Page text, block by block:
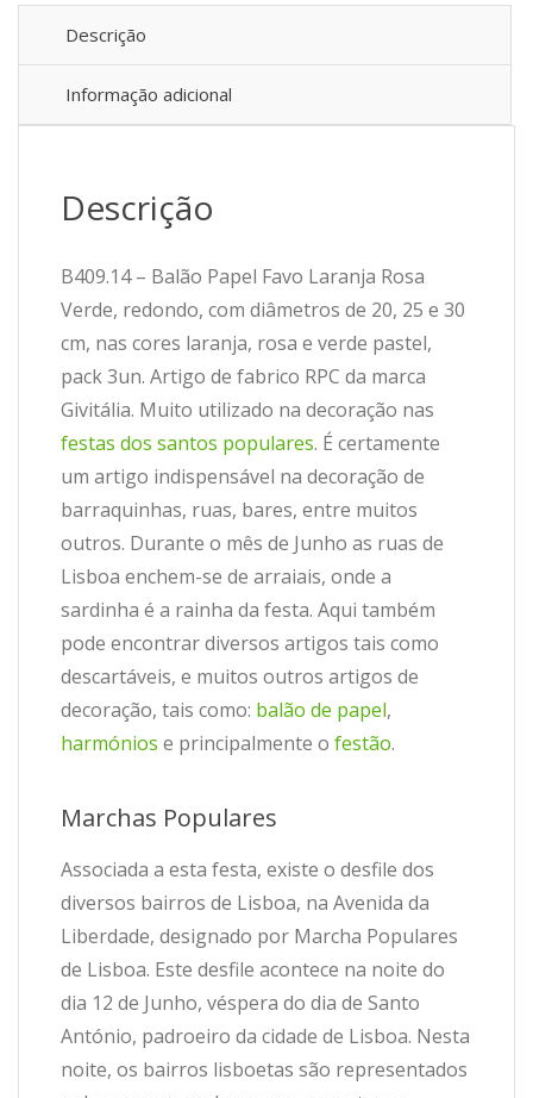
Descrição
Informação adicional
Descrição
B409.14 – Balão Papel Favo Laranja Rosa
Verde, redondo, com diâmetros de 20, 25 e 30
cm, nas cores laranja, rosa e verde pastel,
pack 3un. Artigo de fabrico RPC da marca
Givitália. Muito utilizado na decoração nas
festas dos santos populares. É certamente
um artigo indispensável na decoração de
barraquinhas, ruas, bares, entre muitos
outros. Durante o mês de Junho as ruas de
Lisboa enchem-se de arraiais, onde a
sardinha é a rainha da festa. Aqui também
pode encontrar diversos artigos tais como
descartáveis, e muitos outros artigos de
decoração, tais como: balão de papel,
harmónios e principalmente o festão.
Marchas Populares
Associada a esta festa, existe o desfile dos
diversos bairros de Lisboa, na Avenida da
Liberdade, designado por Marcha Populares
de Lisboa. Este desfile acontece na noite do
dia 12 de Junho, véspera do dia de Santo
António, padroeiro da cidade de Lisboa. Nesta
noite, os bairros lisboetas são representados